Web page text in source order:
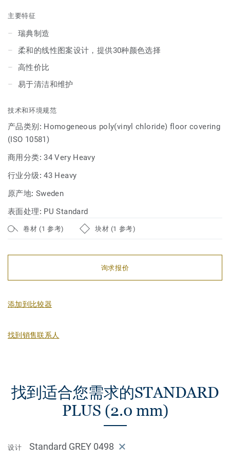
主要特征
瑞典制造
柔和的线性图案设计，提供30种颜色选择
高性价比
易于清洁和维护
技术和环境规范
产品类别: Homogeneous poly(vinyl chloride) floor covering
(ISO 10581)
商用分类:34 Very Heavy
行业分级:43 Heavy
原产地: Sweden
表面处理: PU Standard
卷材 (1 参考) 块材 (1 参考)
询求报价
添加到比较器
找到销售联系人
找到适合您需求的STANDARD
PLUS (2.0 mm)
设计 Standard GREY 0498